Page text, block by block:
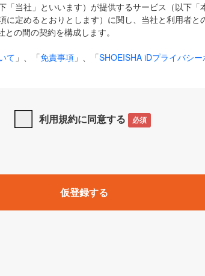
「当社」といいます）が提供するサービス（以下「
に定めるとおりとします）に関し、当社と利用者と
の間の契約を構成します。
て 」、「免責事項 」、「SHOEISHA iDプライバシー
れるものとします。
する以下のサービス（名称や内容が変更された場合
して当社が実施するイベントやキャンペーンをいいま
」「MarkeZine」「EnterpriseZine」「ECzine」「
利用規約に同意する 必須
仮登録する